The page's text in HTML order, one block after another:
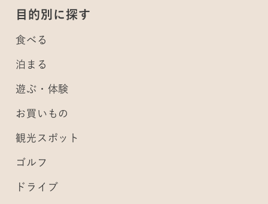
目的別に探す
食べる
泊まる
遊ぶ・体験
お買いもの
観光スポット
ゴルフ
ドライブ